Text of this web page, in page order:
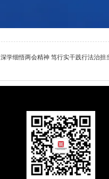
深学细悟两会精神 笃行实干践行法治